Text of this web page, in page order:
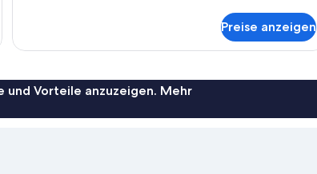
Studio
Preise anzeigen
und Vorteile anzuzeigen. Mehr